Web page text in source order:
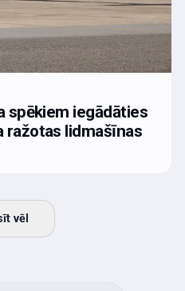
spēkiem iegādāties
ražotas lidmašīnas
vēl